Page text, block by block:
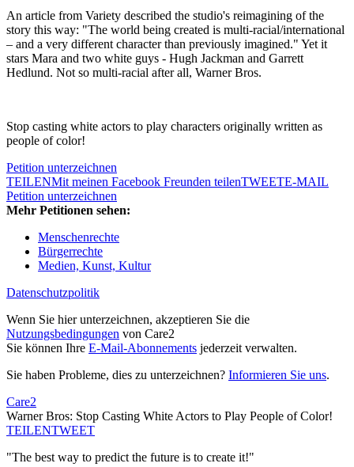
An article from Variety described the studio's reimagining of the
story this way: "The world being created is multi-racial/international
– and a very different character than previously imagined." Yet it
stars Mara and two white guys - Hugh Jackman and Garrett
Hedlund. Not so multi-racial after all, Warner Bros.
Stop casting white actors to play characters originally written as
people of color!
Petition unterzeichnen
TEILENMit meinen Facebook Freunden teilenTWEETE-MAIL
Petition unterzeichnen
Mehr Petitionen sehen:
Menschenrechte
Bürgerrechte
Medien, Kunst, Kultur
Datenschutzpolitik
Wenn Sie hier unterzeichnen, akzeptieren Sie die
Nutzungsbedingungen von Care2
Sie können Ihre E-Mail-Abonnements jederzeit verwalten.
Sie haben Probleme, dies zu unterzeichnen? Informieren Sie uns.
Care2
Warner Bros: Stop Casting White Actors to Play People of Color!
TEILENTWEET
"The best way to predict the future is to create it!"